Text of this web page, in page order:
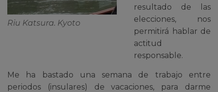
Riu Katsura. Kyoto
resultado de las
elecciones, nos
permitirá hablar de
actitud
responsable.
Me ha bastado una semana de trabajo entre
periodos (insulares) de vacaciones, para darme